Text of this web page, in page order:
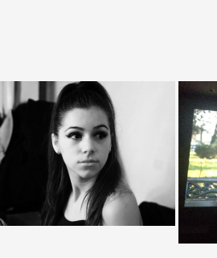
Cupidon